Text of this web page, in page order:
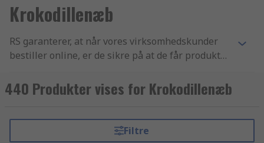
Krokodillenæb
RS garanterer, at når vores virksomhedskunder
bestiller online, er de sikre på at de får produkter
sikkerhedsstandarder - vores omdømme er
bygget på god kundeservice. Vores udvalg af
prøvespidser og prøveklemmer og Test- og
måleudstyr varer er et af de bedste indenfor
440 Produkter vises for Krokodillenæb
Filtre